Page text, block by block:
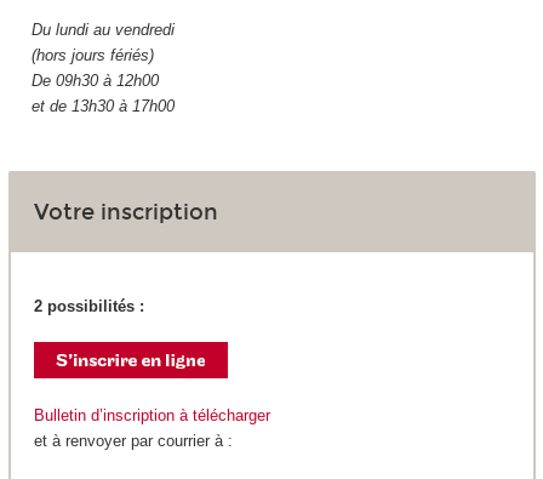
Du lundi au vendredi
(hors jours fériés)
De 09h30 à 12h00
et de 13h30 à 17h00
Votre inscription
2 possibilités :
Bulletin d’inscription à télécharger
et à renvoyer par courrier à :